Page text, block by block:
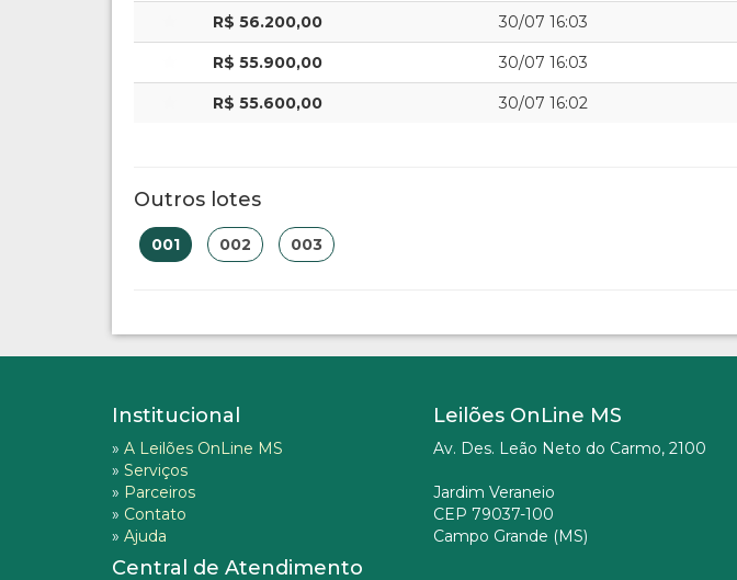
R$ 56.200,00 30/07 16:03
R$ 55.900,00 30/07 16:03
R$ 55.600,00 30/07 16:02
Outros lotes
001 002 003
Institucional
» A Leilões OnLine MS
» Serviços
» Parceiros
» Contato
» Ajuda
Central de Atendimento
Leilões OnLine MS
Av. Des. Leão Neto do Carmo, 2100
Jardim Veraneio
CEP 79037-100
Campo Grande (MS)